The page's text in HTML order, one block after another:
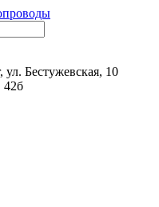
ул. Бестужевская, 10
42б